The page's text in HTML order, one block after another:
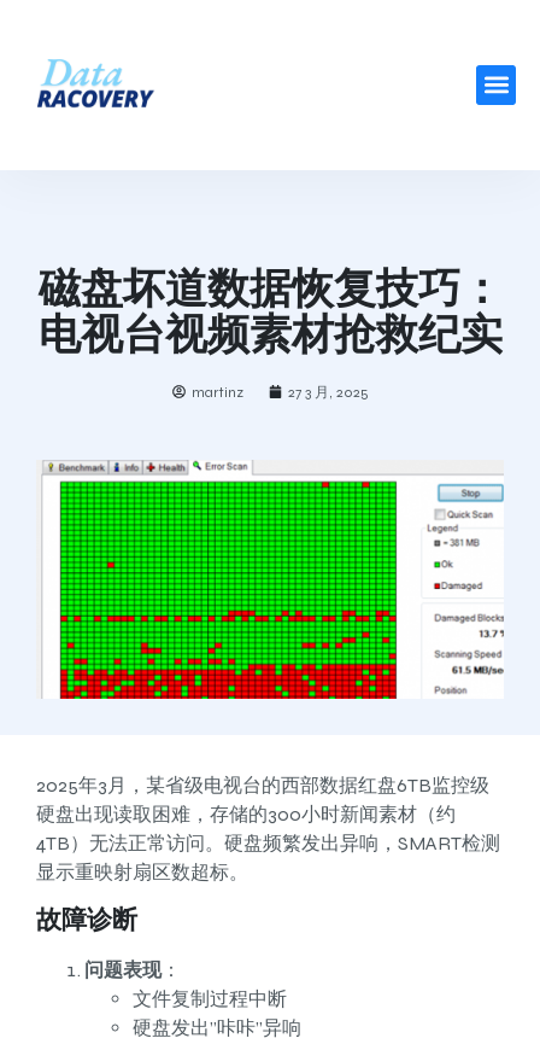
磁盘坏道数据恢复技巧：
电视台视频素材抢救纪实
martinz 27 3 月, 2025
2025年3月，某省级电视台的西部数据红盘6TB监控级
硬盘出现读取困难，存储的300小时新闻素材（约
4TB）无法正常访问。硬盘频繁发出异响，SMART检测
显示重映射扇区数超标。
故障诊断
问题表现：
文件复制过程中断
硬盘发出”咔咔”异响